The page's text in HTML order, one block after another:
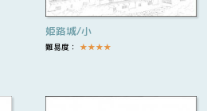
姫路城/小
難易度： ★★★★